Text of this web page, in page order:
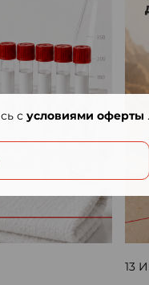
13
с условиями оферты .